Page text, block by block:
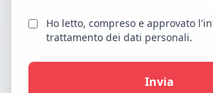
Ho letto, compreso e approvato
trattamento dei dati personali.
Invia